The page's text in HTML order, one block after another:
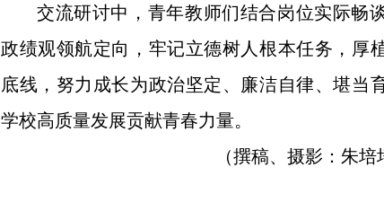
交流研讨中，青年教师们结合岗位实际畅
政绩观领航定向，牢记立德树人根本任务，厚
底线，努力成长为政治坚定、廉洁自律、堪当
学校高质量发展贡献青春力量。
（撰稿、摄影：朱